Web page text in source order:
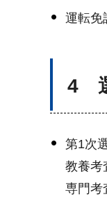
運転免
4
第1次
教養考
専門考